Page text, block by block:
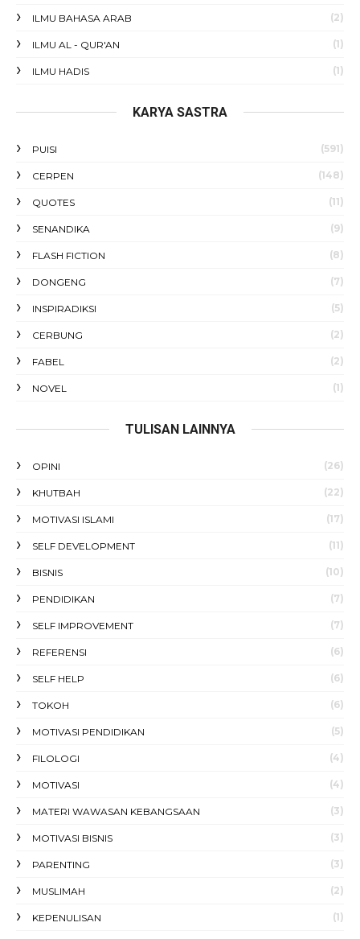
ILMU BAHASA ARAB (2)
ILMU AL - QUR'AN (1)
ILMU HADIS (1)
KARYA SASTRA
PUISI (591)
CERPEN (148)
QUOTES (11)
SENANDIKA (9)
FLASH FICTION (8)
DONGENG (7)
INSPIRADIKSI (5)
CERBUNG (2)
FABEL (2)
NOVEL (1)
TULISAN LAINNYA
OPINI (26)
KHUTBAH (22)
MOTIVASI ISLAMI (17)
SELF DEVELOPMENT (11)
BISNIS (10)
PENDIDIKAN (7)
SELF IMPROVEMENT (7)
REFERENSI (6)
SELF HELP (6)
TOKOH (6)
MOTIVASI PENDIDIKAN (5)
FILOLOGI (4)
MOTIVASI (4)
MATERI WAWASAN KEBANGSAAN (3)
MOTIVASI BISNIS (3)
PARENTING (3)
MUSLIMAH (2)
KEPENULISAN (1)